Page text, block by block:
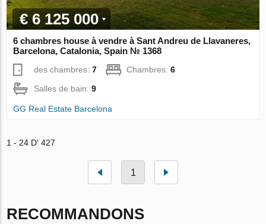
€ 6 125 000
6 chambres house à vendre à Sant Andreu de Llavaneres,
Barcelona, Catalonia, Spain № 1368
des chambres:7 Chambres:6
Salles de bain:9
GG Real Estate Barcelona
1 - 24 D' 427
1
RECOMMANDONS